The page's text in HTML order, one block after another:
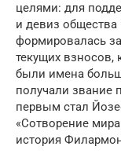
целями: для
и девиз
формировалась
текущих взносов,
были имена
получали звание
первым стал
«Сотворение
история